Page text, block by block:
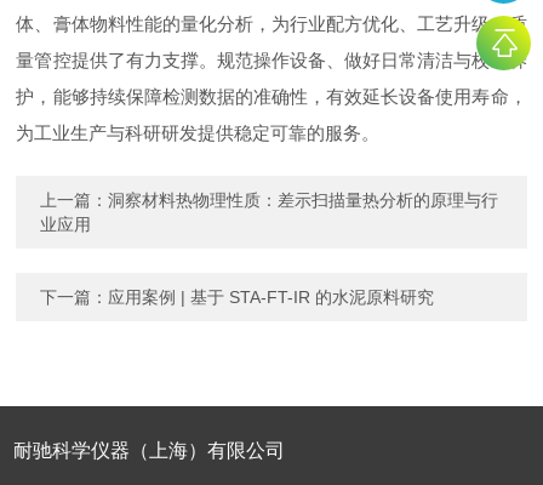
体、膏体物料性能的量化分析，为行业配方优化、工艺升级、质
量管控提供了有力支撑。规范操作设备、做好日常清洁与校准养
护，能够持续保障检测数据的准确性，有效延长设备使用寿命，
为工业生产与科研研发提供稳定可靠的服务。
上一篇：洞察材料热物理性质：差示扫描量热分析的原理与行
业应用
下一篇： 应用案例 | 基于 STA-FT-IR 的水泥原料研究
耐驰科学仪器（上海）有限公司